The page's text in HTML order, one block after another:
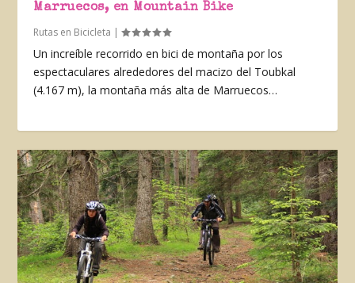
Marruecos, en Mountain Bike
Rutas en Bicicleta |
Un increíble recorrido en bici de montaña por los
espectaculares alrededores del macizo del Toubkal
(4.167 m), la montaña más alta de Marruecos…